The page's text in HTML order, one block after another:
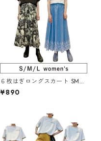
６枚はぎロングスカート SML
（220-067-5）
¥890